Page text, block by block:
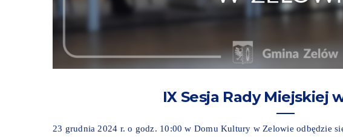
IX Sesja Rady Miejskiej
23 grudnia 2024 r. o godz. 10:00 w Domu Kultury w Zelowie odbędzie